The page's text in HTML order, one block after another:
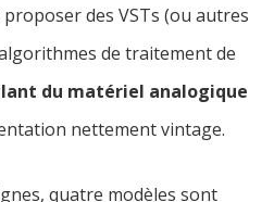
proposer des VSTs (ou autres
de traitement de
du matériel analogique
nettement vintage.
quatre modèles sont